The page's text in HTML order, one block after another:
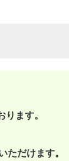
ます。
ただけます。